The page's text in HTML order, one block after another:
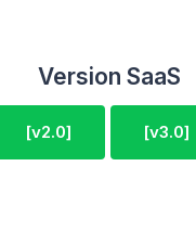
Version SaaS
[v2.0] [v3.0]